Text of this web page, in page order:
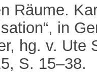
Räume.
in
hg. v. Ute
S. 15–38.